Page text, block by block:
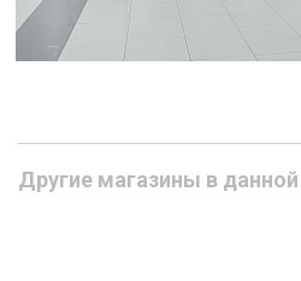
Другие магазины в данной